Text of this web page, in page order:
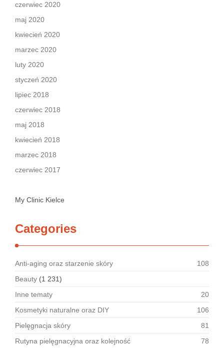
czerwiec 2020
maj 2020
kwiecień 2020
marzec 2020
luty 2020
styczeń 2020
lipiec 2018
czerwiec 2018
maj 2018
kwiecień 2018
marzec 2018
czerwiec 2017
My Clinic Kielce
Categories
Anti-aging oraz starzenie skóry
108
Beauty (1 231)
Inne tematy
20
Kosmetyki naturalne oraz DIY
106
Pielęgnacja skóry
81
Rutyna pielęgnacyjna oraz kolejność
78